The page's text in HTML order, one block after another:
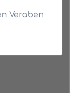
Veraben